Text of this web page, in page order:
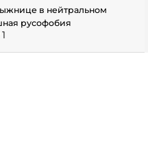
в нейтральном
русофобия
1